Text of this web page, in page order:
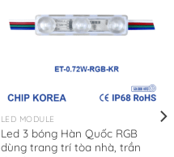
LED MODULE
Led 3 bóng Hàn Quốc RGB
dùng trang trí tòa nhà, trần